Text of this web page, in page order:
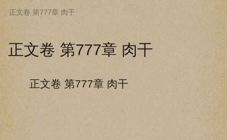
正文卷 第777章 肉干
正文卷 第777章 肉干
正文卷 第777章 肉干